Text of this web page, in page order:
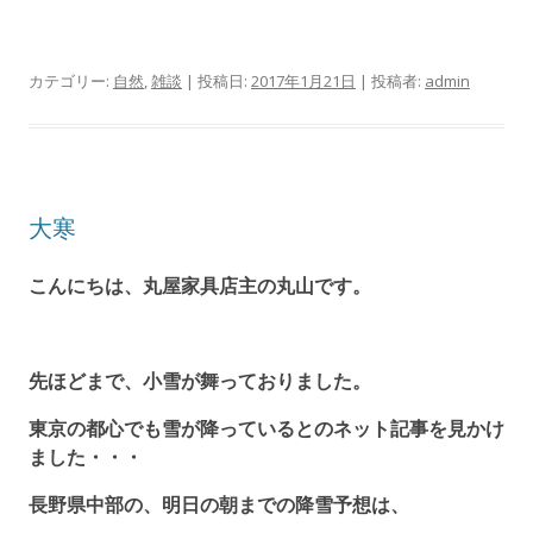
カテゴリー: 自然,雑談 | 投稿日: 2017年1月21日 | 投稿者: admin
大寒
こんにちは、丸屋家具店主の丸山です。
先ほどまで、小雪が舞っておりました。
東京の都心でも雪が降っているとのネット記事を見かけ
ました・・・
長野県中部の、明日の朝までの降雪予想は、